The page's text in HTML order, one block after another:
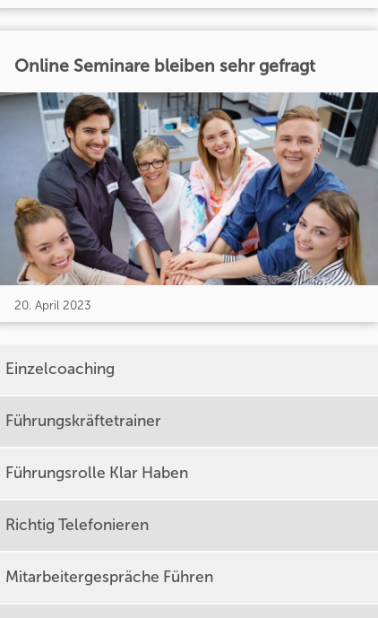
Online Seminare bleiben sehr gefragt
20. April 2023
Einzelcoaching
Führungskräftetrainer
Führungsrolle Klar Haben
Richtig Telefonieren
Mitarbeitergespräche Führen